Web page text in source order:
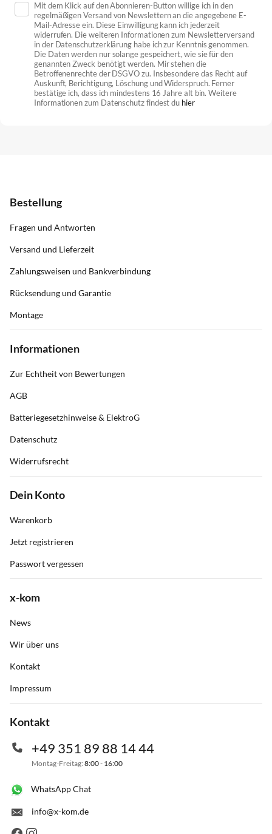
Mit dem Klick auf den Abonnieren-Button willige ich in den
regelmäßigen Versand von Newslettern an die angegebene E-
Mail-Adresse ein. Diese Einwilligung kann ich jederzeit
widerrufen. Die weiteren Informationen zum Newsletterversand
in der Datenschutzerklärung habe ich zur Kenntnis genommen.
Die Daten werden nur solange gespeichert, wie sie für den
genannten Zweck benötigt werden. Mir stehen die
Betroffenenrechte der DSGVO zu. Insbesondere das Recht auf
Auskunft, Berichtigung, Löschung und Widerspruch. Ferner
bestätige ich, dass ich mindestens 16 Jahre alt bin. Weitere
Informationen zum Datenschutz findest du hier
Bestellung
Fragen und Antworten
Versand und Lieferzeit
Zahlungsweisen und Bankverbindung
Rücksendung und Garantie
Montage
Informationen
Zur Echtheit von Bewertungen
AGB
Batteriegesetzhinweise & ElektroG
Datenschutz
Widerrufsrecht
Dein Konto
Warenkorb
Jetzt registrieren
Passwort vergessen
x-kom
News
Wir über uns
Kontakt
Impressum
Kontakt
+49 351 89 88 14 44
Montag-Freitag: 8:00 - 16:00
WhatsApp Chat
info@x-kom.de